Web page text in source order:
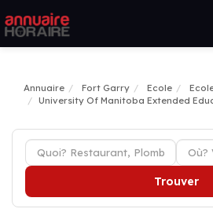
Annuaire Fort Garry Ecole
University Of Manitoba Extended
Trouver